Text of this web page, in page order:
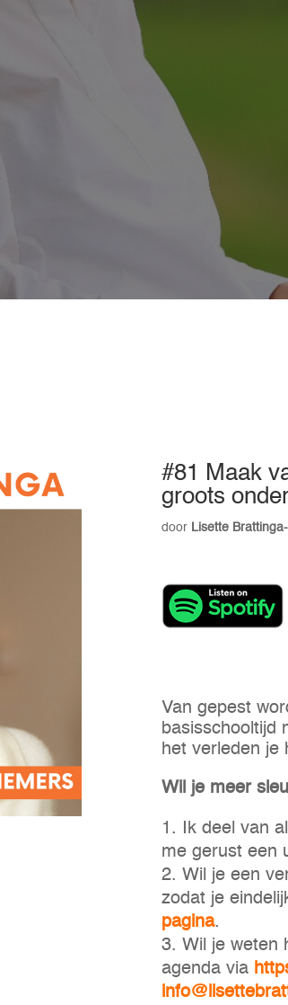
#81 Maak
groots
door Lisette
Van gepest
basisschooltijd
het verleden je
Wil je meer
Ik deel van
me gerust een
Wil je een
zodat je
pagina.
Wil je weten
agenda via